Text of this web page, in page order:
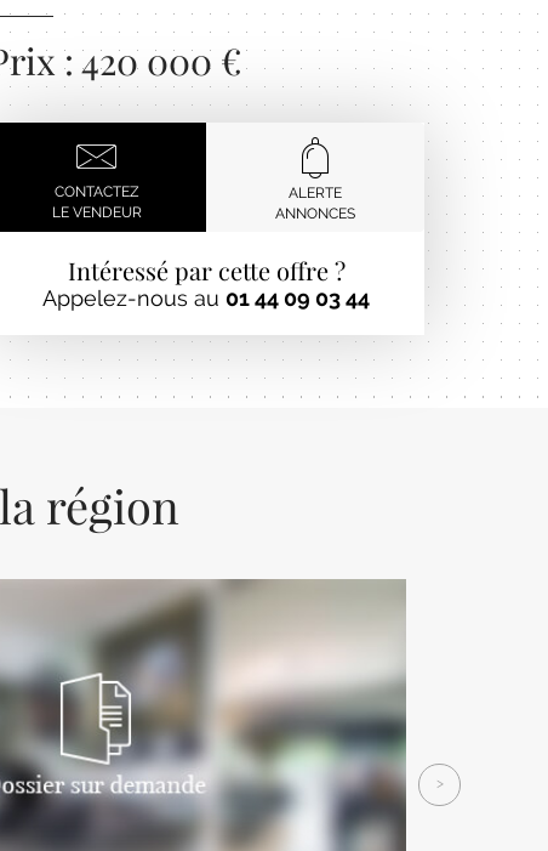
: 420 000 €
CONTACTEZ
LE VENDEUR
ALERTE
ANNONCES
Intéressé par cette offre ?
Appelez-nous au 01 44 09 03 44
région
>